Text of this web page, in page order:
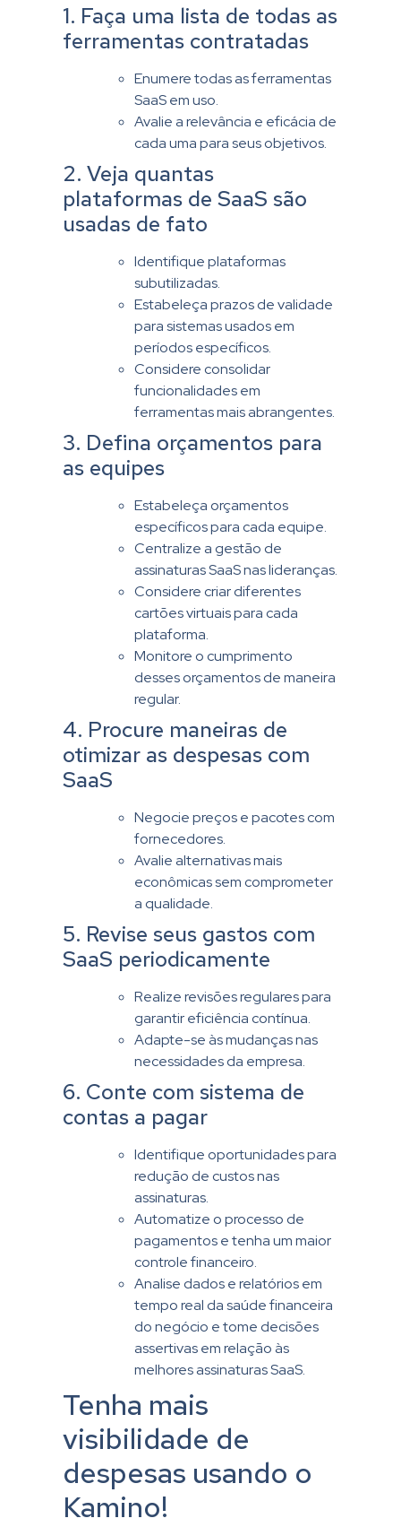
1. Faça uma lista de todas as
ferramentas contratadas
Enumere todas as ferramentas
SaaS em uso.
Avalie a relevância e eficácia de
cada uma para seus objetivos.
2. Veja quantas
plataformas de SaaS são
usadas de fato
Identifique plataformas
subutilizadas.
Estabeleça prazos de validade
para sistemas usados em
períodos específicos.
Considere consolidar
funcionalidades em
ferramentas mais abrangentes.
3. Defina orçamentos para
as equipes
Estabeleça orçamentos
específicos para cada equipe.
Centralize a gestão de
assinaturas SaaS nas lideranças.
Considere criar diferentes
cartões virtuais para cada
plataforma.
Monitore o cumprimento
desses orçamentos de maneira
regular.
4. Procure maneiras de
otimizar as despesas com
SaaS
Negocie preços e pacotes com
fornecedores.
Avalie alternativas mais
econômicas sem comprometer
a qualidade.
5. Revise seus gastos com
SaaS periodicamente
Realize revisões regulares para
garantir eficiência contínua.
Adapte-se às mudanças nas
necessidades da empresa.
6. Conte com sistema de
contas a pagar
Identifique oportunidades para
redução de custos nas
assinaturas.
Automatize o processo de
pagamentos e tenha um maior
controle financeiro.
Analise dados e relatórios em
tempo real da saúde financeira
do negócio e tome decisões
assertivas em relação às
melhores assinaturas SaaS.
Tenha mais
visibilidade de
despesas usando o
Kamino!